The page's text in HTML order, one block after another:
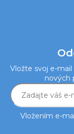
Vložte svoj e-
nových
Vložením e-